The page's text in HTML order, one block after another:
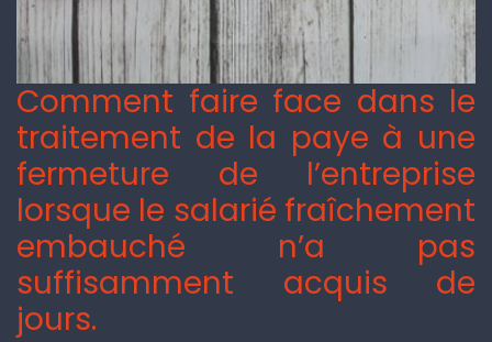
Comment faire face dans le
traitement de la paye à une
fermeture de l’entreprise
lorsque le salarié fraîchement
embauché n’a pas
suffisamment acquis de
jours.